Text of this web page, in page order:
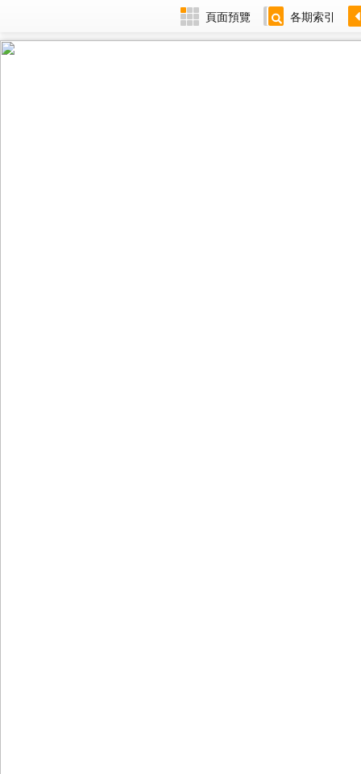
頁面預覽 各期索引